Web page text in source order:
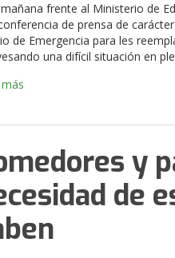
frente al Ministerio de
de prensa de
de Emergencia para les
una difícil situación en
y
de